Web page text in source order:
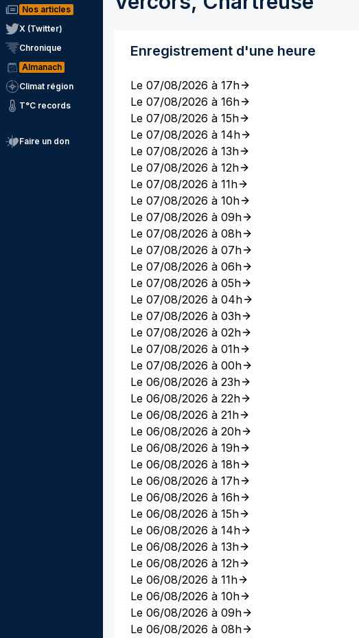
Nos articles
X (Twitter)
Chronique
Almanach
Climat région
T°C records
Faire un don
Enregistrement d'une heure
Le 07/08/2026 à 17h
Le 07/08/2026 à 16h
Le 07/08/2026 à 15h
Le 07/08/2026 à 14h
Le 07/08/2026 à 13h
Le 07/08/2026 à 12h
Le 07/08/2026 à 11h
Le 07/08/2026 à 10h
Le 07/08/2026 à 09h
Le 07/08/2026 à 08h
Le 07/08/2026 à 07h
Le 07/08/2026 à 06h
Le 07/08/2026 à 05h
Le 07/08/2026 à 04h
Le 07/08/2026 à 03h
Le 07/08/2026 à 02h
Le 07/08/2026 à 01h
Le 07/08/2026 à 00h
Le 06/08/2026 à 23h
Le 06/08/2026 à 22h
Le 06/08/2026 à 21h
Le 06/08/2026 à 20h
Le 06/08/2026 à 19h
Le 06/08/2026 à 18h
Le 06/08/2026 à 17h
Le 06/08/2026 à 16h
Le 06/08/2026 à 15h
Le 06/08/2026 à 14h
Le 06/08/2026 à 13h
Le 06/08/2026 à 12h
Le 06/08/2026 à 11h
Le 06/08/2026 à 10h
Le 06/08/2026 à 09h
Le 06/08/2026 à 08h